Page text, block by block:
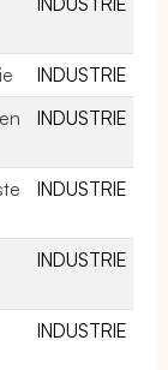
INDUSTRIE
INDUSTRIE
INDUSTRIE
INDUSTRIE
INDUSTRIE